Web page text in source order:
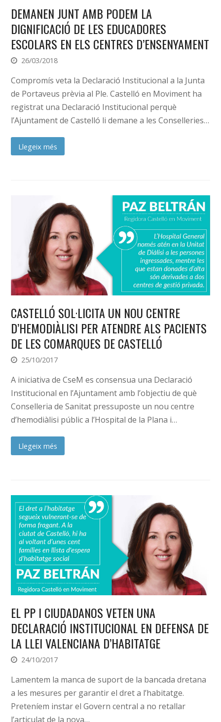
DEMANEN JUNT AMB PODEM LA
DIGNIFICACIÓ DE LES EDUCADORES
ESCOLARS EN ELS CENTRES D’ENSENYAMENT
26/03/2018
Compromís veta la Declaració Institucional a la Junta
de Portaveus prèvia al Ple. Castelló en Moviment ha
registrat una Declaració Institucional perquè
l’Ajuntament de Castelló li demane a les Conselleries…
Llegeix més
CASTELLÓ SOL·LICITA UN NOU CENTRE
D’HEMODIÀLISI PER ATENDRE ALS PACIENTS
DE LES COMARQUES DE CASTELLÓ
25/10/2017
A iniciativa de CseM es consensua una Declaració
Institucional en l’Ajuntament amb l’objectiu de què
Conselleria de Sanitat pressuposte un nou centre
d’hemodiàlisi públic a l’Hospital de la Plana i…
Llegeix més
EL PP I CIUDADANOS VETEN UNA
DECLARACIÓ INSTITUCIONAL EN DEFENSA DE
LA LLEI VALENCIANA D’HABITATGE
24/10/2017
Lamentem la manca de suport de la bancada dretana
a les mesures per garantir el dret a l’habitatge.
Preteníem instar el Govern central a no retallar
l’articulat de la nova…